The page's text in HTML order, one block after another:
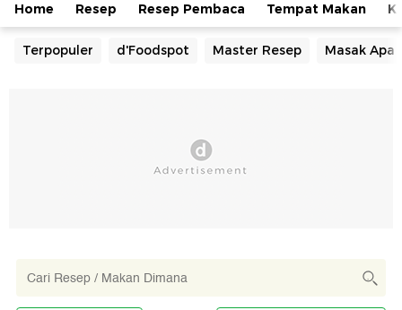
Home Resep Resep Pembaca Tempat Makan
Terpopuler d'Foodspot Master Resep Masak Apa